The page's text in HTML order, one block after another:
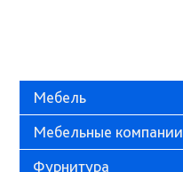
Мебель
Мебельные компании
Фурнитура